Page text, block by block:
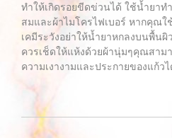
ทำให้เกิดรอยขีดข่วนได้ ใช้น้ำยาท
สมและผ้าไมโครไฟเบอร์ หากคุณ
เคมีระวังอย่าให้น้ำยาหกลงบนพื้น
ควรเช็ดให้แห้งด้วยผ้านุ่มๆคุณสาม
ความเงางามและประกายของแก้วไ